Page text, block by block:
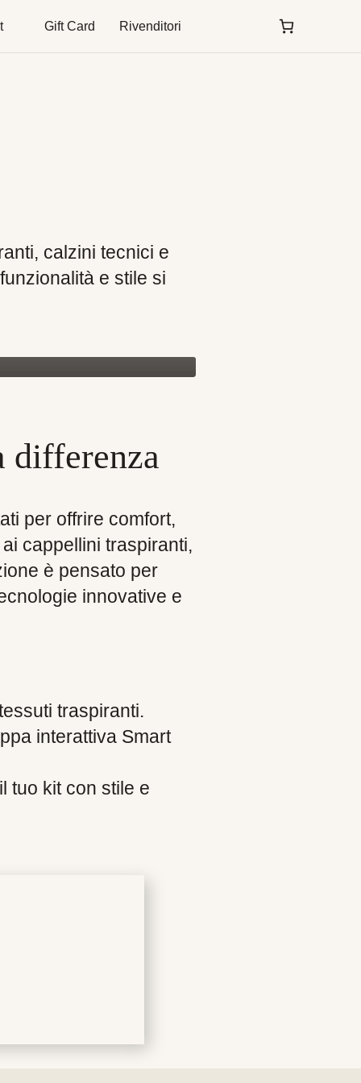
Gift Card Rivenditori
calzini tecnici e
e stile si
differenza
per offrire comfort,
cappellini traspiranti,
è pensato per
innovative e
traspiranti.
interattiva Smart
tuo kit con stile e